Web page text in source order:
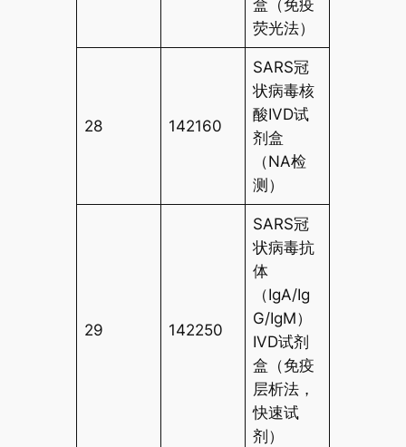
盒（免疫
荧光法）
28 142160
SARS冠
状病毒核
酸IVD试
剂盒
（NA检
测）
29 142250
SARS冠
状病毒抗
体
（IgA/Ig
G/IgM）
IVD试剂
盒（免疫
层析法，
快速试
剂）